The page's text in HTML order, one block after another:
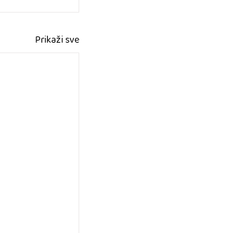
Prikaži sve